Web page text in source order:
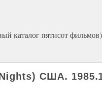
каталог пятисот фильмов)
США.